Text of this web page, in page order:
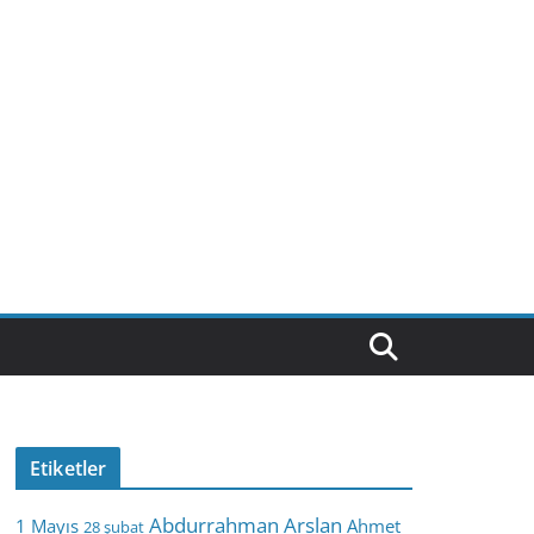
Etiketler
1 Mayıs 28 şubat Abdurrahman Arslan Ahmet